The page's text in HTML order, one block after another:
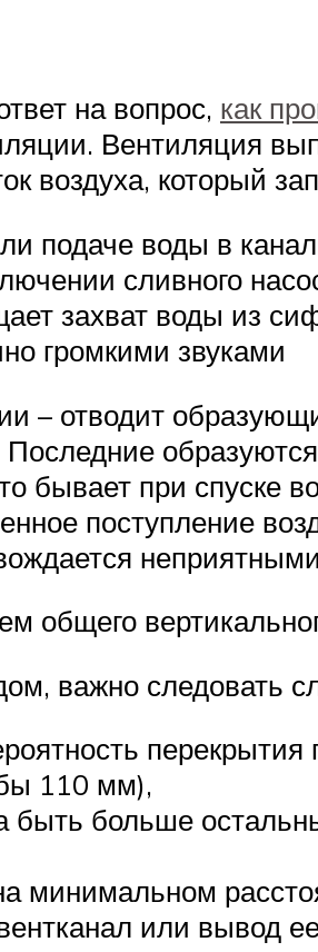
на вопрос, как
Вентиляция
воздуха, который
подаче воды в
сливного
захват воды из
громкими звуками
– отводит
бывает при спуске
поступление
общего
важно
110 мм),
больше
минимальном
или вывод